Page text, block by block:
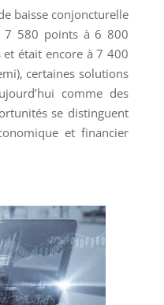
baisse conjoncturelle
7 580 points à 6 800
était encore à 7 400
certaines solutions
comme des
se distinguent
et financier